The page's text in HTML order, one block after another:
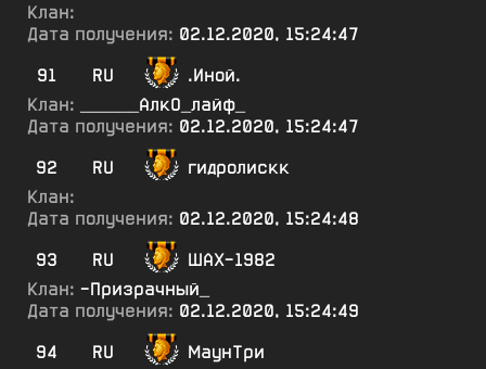
Клан:
Дата получения: 02.12.2020, 15:24:47
91
RU
.Иной.
Клан:
______АлкО_лайф_
Дата получения: 02.12.2020, 15:24:47
92
RU
гидролискк
Клан:
Дата получения: 02.12.2020, 15:24:48
93
RU
ШАХ-1982
Клан: -Призрачный_
Дата получения: 02.12.2020, 15:24:49
94
RU
МаунТри